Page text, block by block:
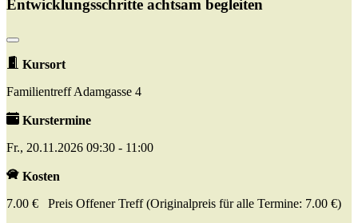
Entwicklungsschritte achtsam begleiten
Kursort
Familientreff Adamgasse 4
Kurstermine
Fr., 20.11.2026 09:30 - 11:00
Kosten
7.00 € Preis Offener Treff (Originalpreis für alle Termine: 7.00 €)